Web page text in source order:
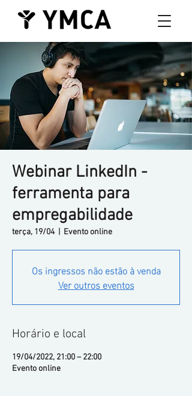
Webinar LinkedIn -
ferramenta para
empregabilidade
terça, 19/04
  |
Evento online
Os ingressos não estão à venda
Ver outros eventos
Horário e local
19/04/2022, 21:00 – 22:00
Evento online